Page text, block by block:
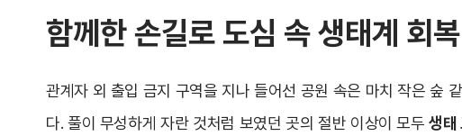
함께한 손길로 도심 속 생태계 회복
관계자 외 출입 금지 구역을 지나 들어선 공원 속은 마치 작은 숲
다. 풀이 무성하게 자란 것처럼 보였던 곳의 절반 이상이 모두생태